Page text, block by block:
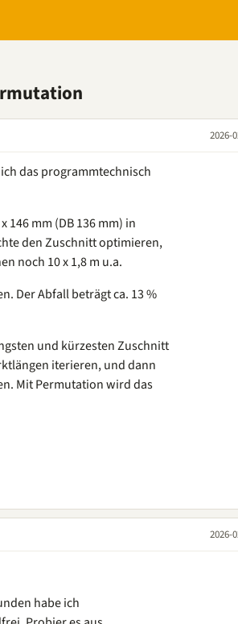
2026-
das programmtechnisch
146 mm (DB 136 mm) in
den Zuschnitt optimieren,
noch 10 x 1,8 m u.a.
Der Abfall beträgt ca. 13 %
und kürzesten Zuschnitt
iterieren, und dann
Mit Permutation wird das
2026-
habe ich